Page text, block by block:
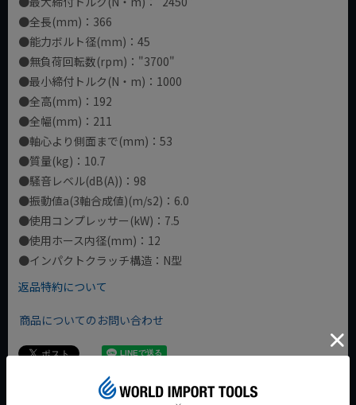
●全長(mm)：366
●能力ボルト径(mm)：45
●無負荷回転数(rpm)："3700"
●最小締付トルク(N・m)：1000
●全高(mm)：192
●全幅(mm)：211
●軸心より側面まで(mm)：53
●質量(kg)：10.7
●騒音レベル(dB(A))：98
●振動値a(3軸合成値)(m/s2)：6.0
●使用コンプレッサー(kW)：7.5
●使用ホース内径(mm)：12
●インパクトクラッチ構造：N型
返品特約について
商品についてのお問い合わせ